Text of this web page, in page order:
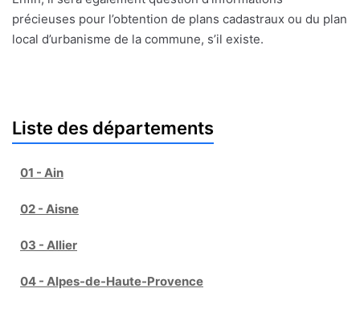
précieuses pour l’obtention de plans cadastraux ou du plan
local d’urbanisme de la commune, s’il existe.
Liste des départements
01 - Ain
02 - Aisne
03 - Allier
04 - Alpes-de-Haute-Provence